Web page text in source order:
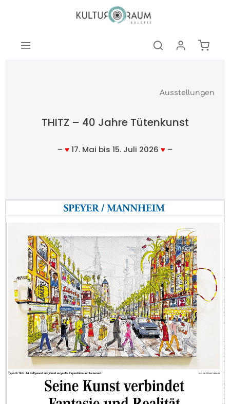
Ausstellungen
THITZ – 40 Jahre Tütenkunst
– ♥17. Mai bis 15. Juli 2026 ♥ –